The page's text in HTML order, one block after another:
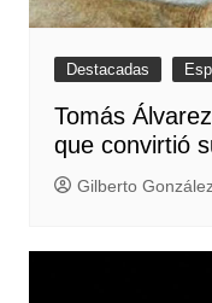
Destacadas
Tomás
que convirtió
Gilberto